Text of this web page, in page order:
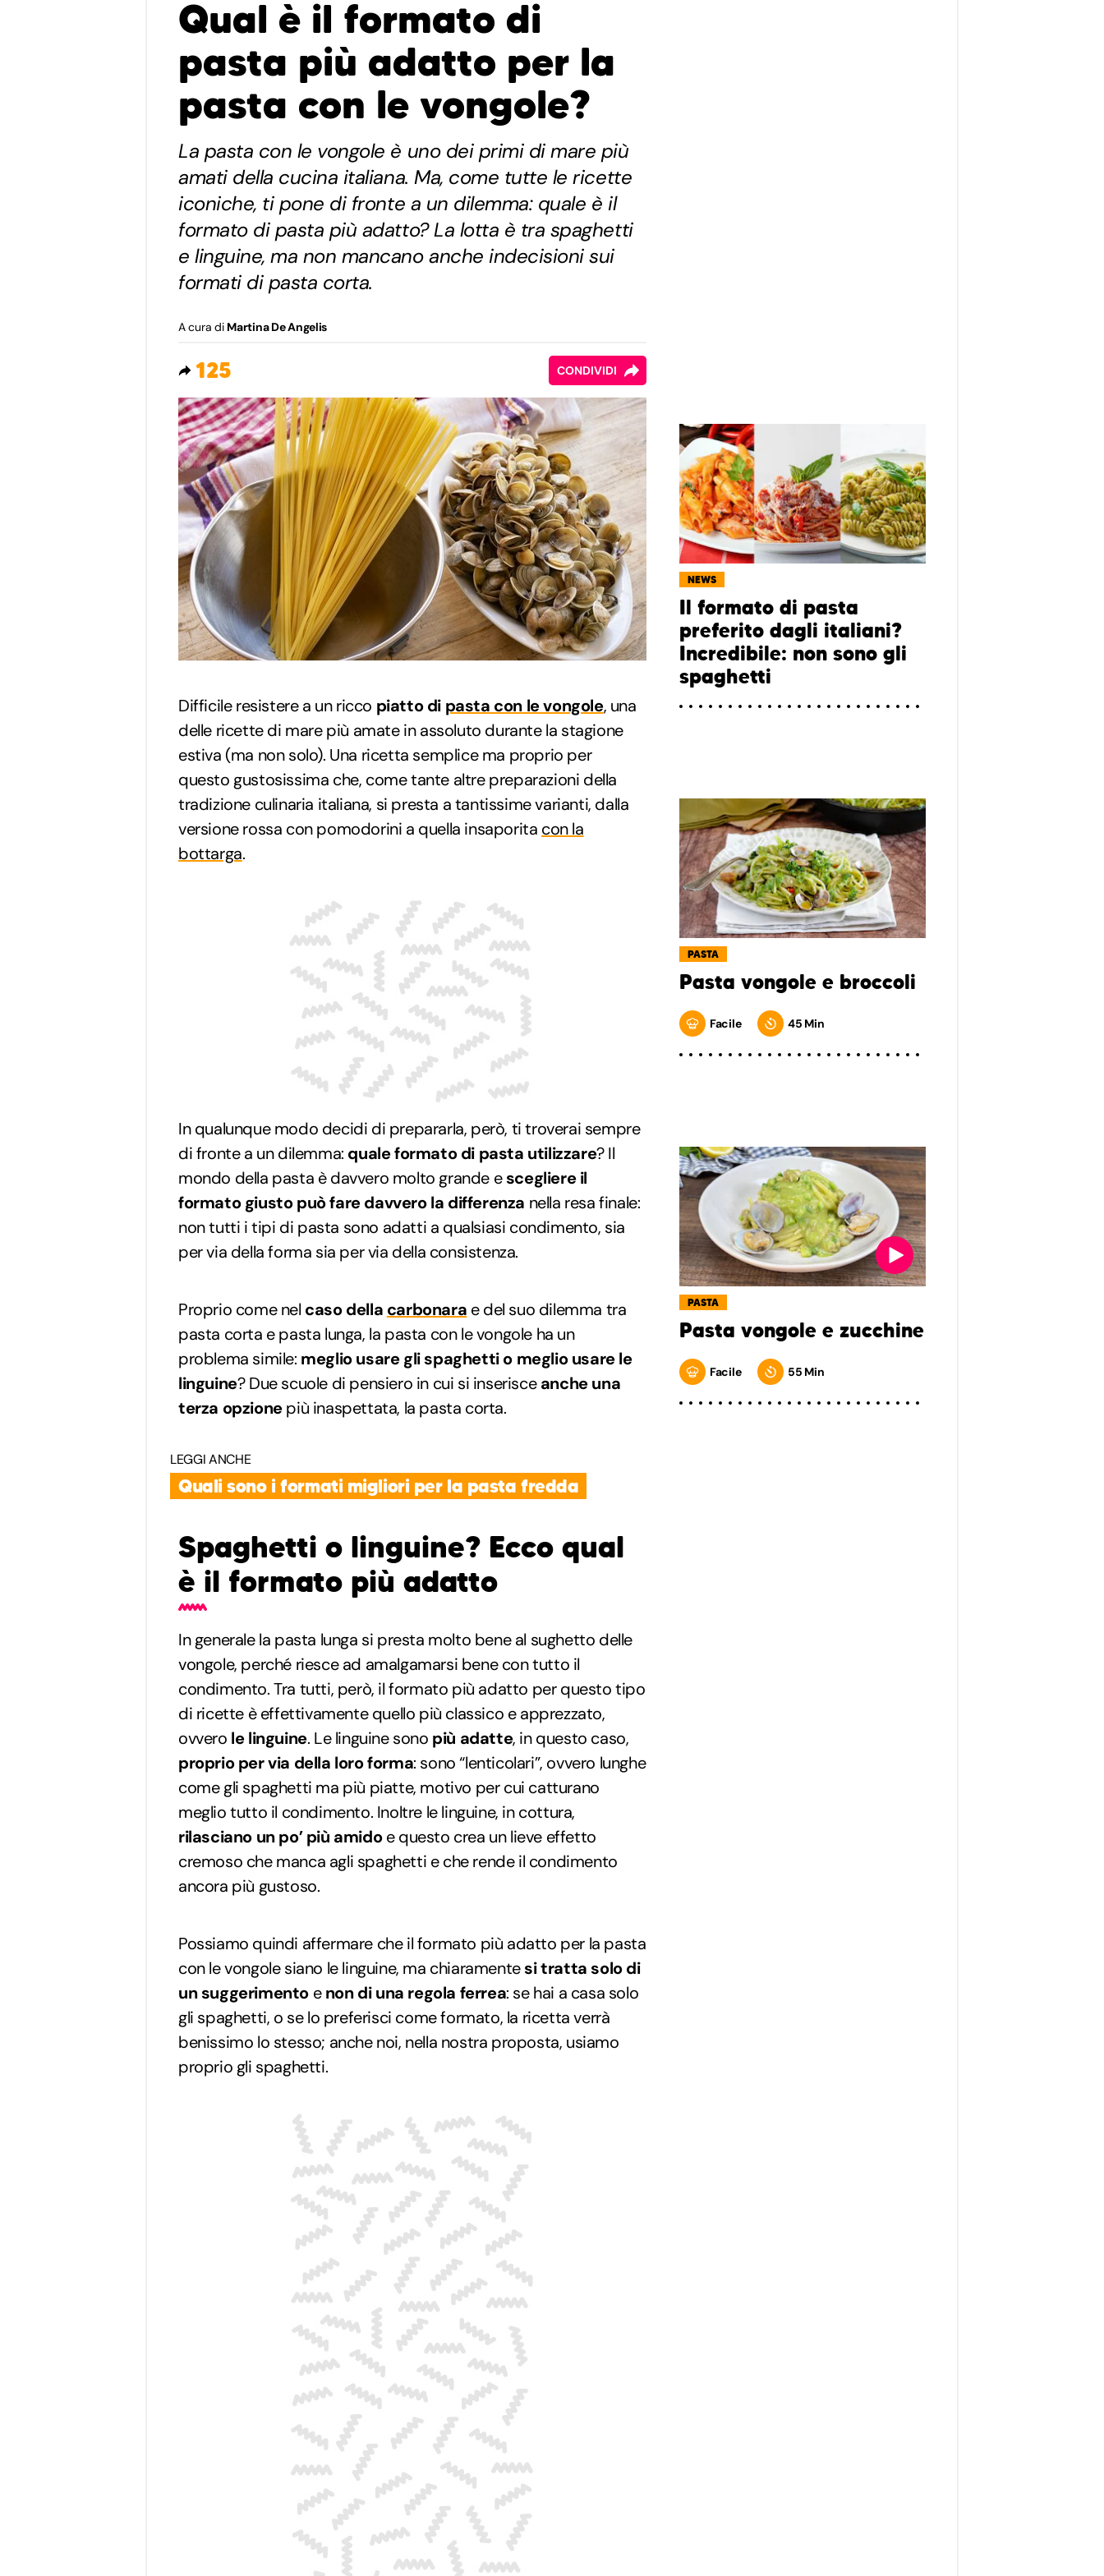
Qual è il formato di
pasta più adatto per la
pasta con le vongole?
La pasta con le vongole è uno dei primi di mare più
amati della cucina italiana. Ma, come tutte le ricette
iconiche, ti pone di fronte a un dilemma: quale è il
formato di pasta più adatto? La lotta è tra spaghetti
e linguine, ma non mancano anche indecisioni sui
formati di pasta corta.
A cura di Martina De Angelis
125 CONDIVIDI
Difficile resistere a un ricco piatto di pasta con le vongole, una
delle ricette di mare più amate in assoluto durante la stagione
estiva (ma non solo). Una ricetta semplice ma proprio per
questo gustosissima che, come tante altre preparazioni della
tradizione culinaria italiana, si presta a tantissime varianti, dalla
versione rossa con pomodorini a quella insaporita con la
bottarga.
In qualunque modo decidi di prepararla, però, ti troverai sempre
di fronte a un dilemma: quale formato di pasta utilizzare? Il
mondo della pasta è davvero molto grande escegliere il
formato giusto può fare davvero la differenza nella resa finale:
non tutti i tipi di pasta sono adatti a qualsiasi condimento, sia
per via della forma sia per via della consistenza.
Proprio come nel caso della carbonara e del suo dilemma tra
pasta corta e pasta lunga, la pasta con le vongole ha un
problema simile: meglio usare gli spaghetti o meglio usare le
linguine? Due scuole di pensiero in cui si inserisceanche una
terza opzionepiù inaspettata, la pasta corta.
LEGGI ANCHE
Quali sono i formati migliori per la pasta fredda
Spaghetti o linguine? Ecco qual
è il formato più adatto
In generale la pasta lunga si presta molto bene al sughetto delle
vongole, perché riesce ad amalgamarsi bene con tutto il
condimento. Tra tutti, però, il formato più adatto per questo tipo
di ricette è effettivamente quello più classico e apprezzato,
ovvero le linguine. Le linguine sono più adatte, in questo caso,
proprio per via della loro forma: sono “lenticolari”, ovvero lunghe
come gli spaghetti ma più piatte, motivo per cui catturano
meglio tutto il condimento. Inoltre le linguine, in cottura,
rilasciano un po’ più amidoe questo crea un lieve effetto
cremoso che manca agli spaghetti e che rende il condimento
ancora più gustoso.
Possiamo quindi affermare che il formato più adatto per la pasta
con le vongole siano le linguine, ma chiaramentesi tratta solo di
un suggerimento enon di una regola ferrea: se hai a casa solo
gli spaghetti, o se lo preferisci come formato, la ricetta verrà
benissimo lo stesso; anche noi, nella nostra proposta, usiamo
proprio gli spaghetti.
NEWS
Il formato di pasta
preferito dagli italiani?
Incredibile: non sono gli
spaghetti
PASTA
Pasta vongole e broccoli
Facile 45 Min
PASTA
Pasta vongole e zucchine
Facile 55 Min